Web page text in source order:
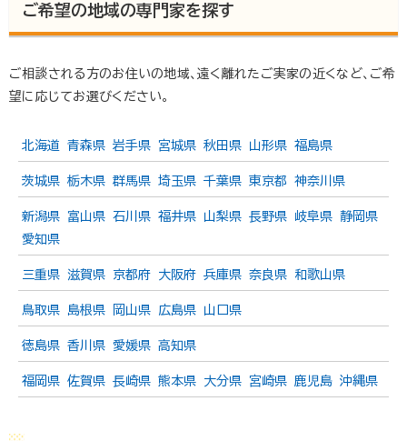
して、子どもたちから遺言を書いて欲しいとお願いされた
ので遺言書を作ることにしました。インターネットで自分が
住んでいる地域の行政書士や司法書士を探しました。それ
ご希望の地域の専門家を探す
ご相談される方のお住いの地域、遠く離れたご実家の近くなど、ご希
望に応じてお選びください。
北海道 青森県 岩手県 宮城県 秋田県 山形県 福島県
茨城県 栃木県 群馬県 埼玉県 千葉県 東京都 神奈川県
新潟県 富山県 石川県 福井県 山梨県 長野県 岐阜県 静岡県
愛知県
三重県 滋賀県 京都府 大阪府 兵庫県 奈良県 和歌山県
鳥取県 島根県 岡山県 広島県 山口県
徳島県 香川県 愛媛県 高知県
福岡県 佐賀県 長崎県 熊本県 大分県 宮崎県 鹿児島 沖縄県